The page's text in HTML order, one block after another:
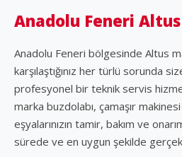
Anadolu Feneri
Anadolu Feneri bölgesinde Altus
karşılaştığınız her türlü sorunda
profesyonel bir teknik servis
marka buzdolabı, çamaşır
eşyalarınızın tamir, bakım ve
sürede ve en uygun şekilde